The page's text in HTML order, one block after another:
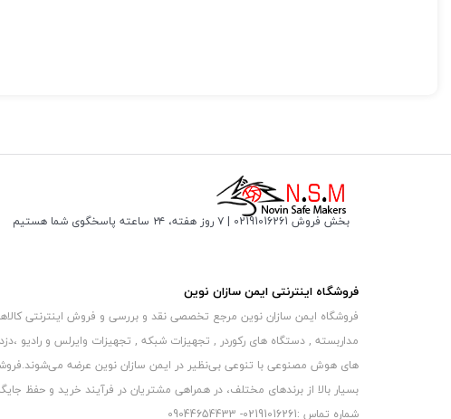
بخش فروش 02191016261 | ۷ روز هفته، ۲۴ ساعته پاسخگوی شما هستیم
فروشگاه اینترنتی ایمن سازان نوین
فروشگاه ایمن سازان نوین مرجع تخصصی نقد و بررسی و فروش اینترنتی
مداربسته , دستگاه های رکوردر , تجهیزات شبکه , تجهیزات وایرلس و
های هوش مصنوعی با تنوعی بی‌نظیر در ایمن سازان نوین عرضه
بسیار بالا از برندهای مختلف، در همراهی مشتریان در فرآیند خرید و حفظ
شماره تماس :02191016261- 09044654433